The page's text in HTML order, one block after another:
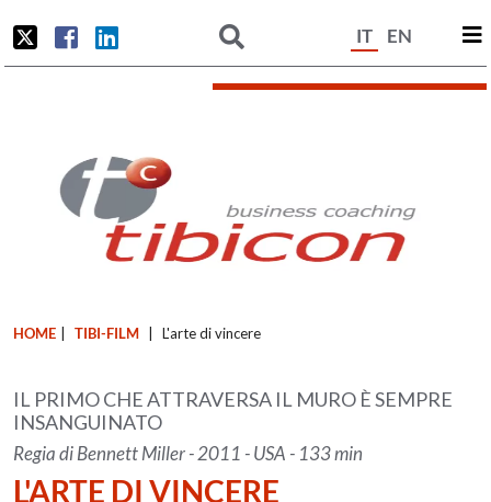
IT EN
HOME TIBI-FILM L'arte di vincere
IL PRIMO CHE ATTRAVERSA IL MURO È SEMPRE
INSANGUINATO
Regia di Bennett Miller - 2011 - USA - 133 min
L'ARTE DI VINCERE